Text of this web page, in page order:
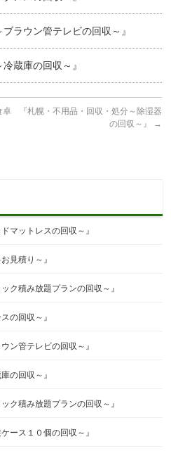
ラウン管テレビの回収～』
蔵庫の回収～』
卓
『札幌・不用品・回収・処分～除湿器
の回収～』
→
マットレスの回収～』
見積り～』
ク積み放題プランの回収～』
の回収～』
ン管テレビの回収～』
の回収～』
ク積み放題プランの回収～』
ース１０個の回収～』